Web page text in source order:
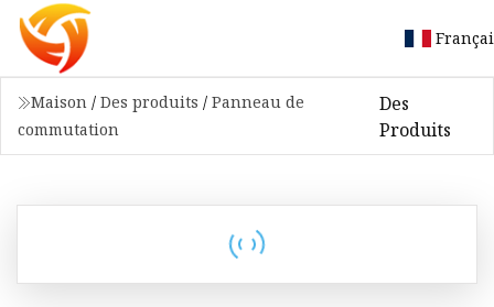
Maison / Des produits / Panneau de
commutation
Des
Produits